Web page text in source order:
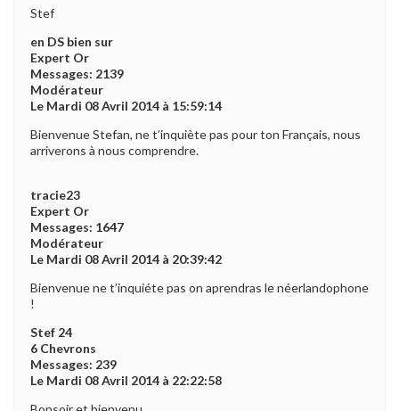
Stef
en DS bien sur
Expert Or
Messages: 2139
Modérateur
Le Mardi 08 Avril 2014 à 15:59:14
Bienvenue Stefan, ne t’inquiète pas pour ton Français, nous
arriverons à nous comprendre.
tracie23
Expert Or
Messages: 1647
Modérateur
Le Mardi 08 Avril 2014 à 20:39:42
Bienvenue ne t’inquiéte pas on aprendras le néerlandophone
!
Stef 24
6 Chevrons
Messages: 239
Le Mardi 08 Avril 2014 à 22:22:58